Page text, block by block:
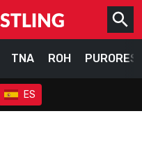
TNA ROH
ES